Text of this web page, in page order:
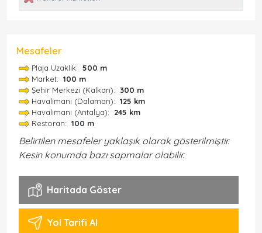
Mesafeler
Plaja Uzaklık: 500 m
Market: 100 m
Şehir Merkezi (Kalkan): 300 m
Havalimanı (Dalaman): 125 km
Havalimanı (Antalya): 245 km
Restoran: 100 m
Belirtilen mesafeler yaklaşık olarak gösterilmiştir.
Kesin konumda bazı sapmalar olabilir.
Haritada Göster
Yol Tarifi Al